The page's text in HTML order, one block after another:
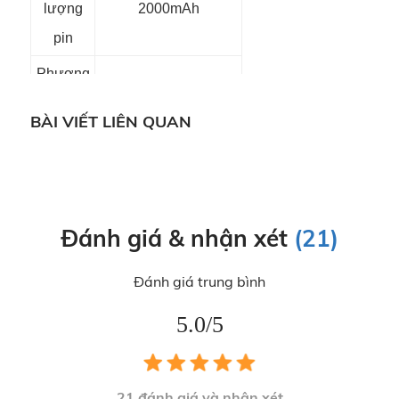
lượng
pin
2000mAh
Phương
mức
BÀI VIẾT LIÊN QUAN
Đánh giá & nhận xét (21)
Đánh giá trung bình
5.0/5